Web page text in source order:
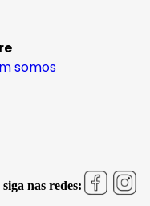
somos
siga nas redes: